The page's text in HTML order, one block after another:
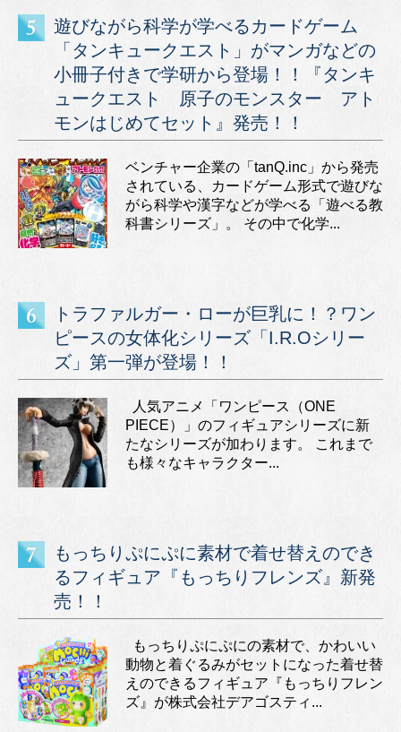
遊びながら科学が学べるカードゲーム
「タンキュークエスト」がマンガなどの
小冊子付きで学研から登場！！『タンキ
ュークエスト 原子のモンスター アト
モンはじめてセット』発売！！
ベンチャー企業の「tanQ.inc」から発売
されている、カードゲーム形式で遊びな
がら科学や漢字などが学べる「遊べる教
科書シリーズ」。 その中で化学...
トラファルガー・ローが巨乳に！？ワン
ピースの女体化シリーズ「I.R.Oシリー
ズ」第一弾が登場！！
人気アニメ「ワンピース（ONE
PIECE）」のフィギュアシリーズに新
たなシリーズが加わります。 これまで
も様々なキャラクター...
もっちりぷにぷに素材で着せ替えのでき
るフィギュア『もっちりフレンズ』新発
売！！
もっちりぷにぷにの素材で、かわいい
動物と着ぐるみがセットになった着せ替
えのできるフィギュア『もっちりフレン
ズ』が株式会社デアゴスティ...